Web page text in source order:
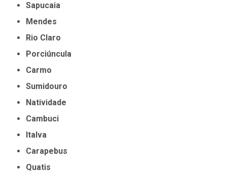
Sapucaia
Mendes
Rio Claro
Porciúncula
Carmo
Sumidouro
Natividade
Cambuci
Italva
Carapebus
Quatis